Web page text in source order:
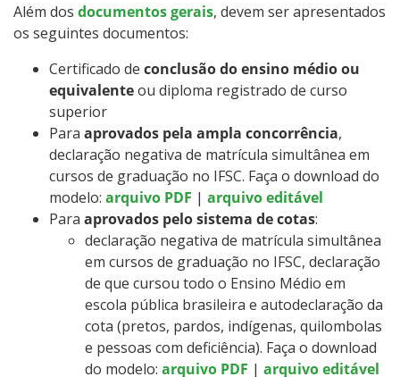
Além dos documentos gerais, devem ser apresentados
os seguintes documentos:
Certificado de conclusão do ensino médio ou
equivalenteou diploma registrado de curso
superior
Para aprovados pela ampla concorrência,
declaração negativa de matrícula simultânea em
cursos de graduação no IFSC. Faça o download do
modelo: arquivo PDF | arquivo editável
Para aprovados pelo sistema de cotas:
declaração negativa de matrícula simultânea
em cursos de graduação no IFSC, declaração
de que cursou todo o Ensino Médio em
escola pública brasileira e autodeclaração da
cota (pretos, pardos, indígenas, quilombolas
e pessoas com deficiência). Faça o download
do modelo: arquivo PDF | arquivo editável